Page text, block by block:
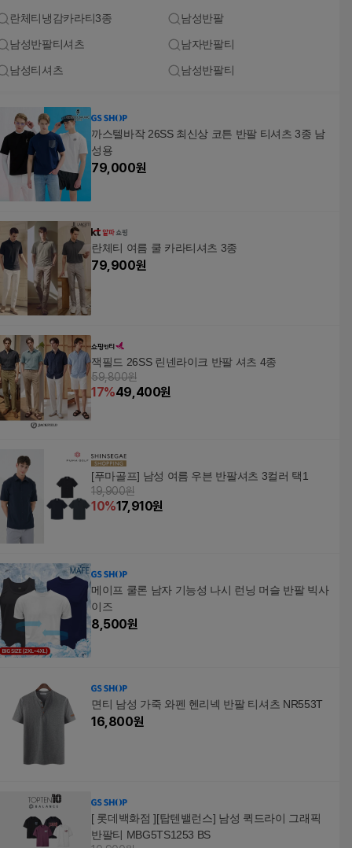
란체티냉감카라티3종 남성반팔
남성반팔티셔츠 남자반팔티
남성티셔츠 남성반팔티
까스텔바작 26SS 최신상 코튼 반팔 티셔츠 3종 남
성용
79,000원
란체티 여름 쿨 카라티셔츠 3종
79,900원
잭필드 26SS 린넨라이크 반팔 셔츠 4종
59,800원
17%49,400원
[푸마골프] 남성 여름 우븐 반팔셔츠 3컬러 택1
19,900원
10%17,910원
메이프 쿨론 남자 기능성 나시 런닝 머슬 반팔 빅사
이즈
8,500원
면티 남성 가죽 와펜 헨리넥 반팔 티셔츠 NR553T
16,800원
[ 롯데백화점 ][탑텐밸런스] 남성 퀵드라이 그래픽
반팔티 MBG5TS1253 BS